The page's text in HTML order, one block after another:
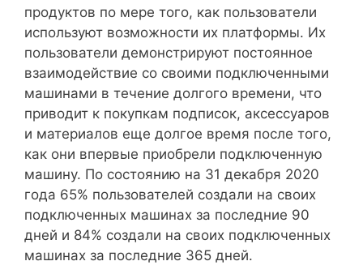
продуктов по мере того, как пользователи
используют возможности их платформы. Их
пользователи демонстрируют постоянное
взаимодействие со своими подключенными
машинами в течение долгого времени, что
приводит к покупкам подписок, аксессуаров
и материалов еще долгое время после того,
как они впервые приобрели подключенную
машину. По состоянию на 31 декабря 2020
года 65% пользователей создали на своих
подключенных машинах за последние 90
дней и 84% создали на своих подключенных
машинах за последние 365 дней.